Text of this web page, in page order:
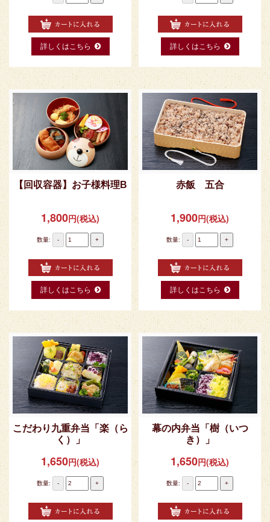
詳しくはこちら 詳しくはこちら
【回収容器】お子様料理B
1,800円(税込)
数量: - +
詳しくはこちら
赤飯 五合
1,900円(税込)
数量: - +
詳しくはこちら
こだわり九重弁当「楽（ら
く）」
1,650円(税込)
数量: - +
幕の内弁当「樹（いつ
き）」
1,650円(税込)
数量: - +